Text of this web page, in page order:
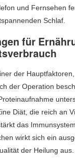
und Fernsehen
Schlaf.
für
der
der Operation
Diät, die reich an
das
wirkt sich ein
der Heilung aus.